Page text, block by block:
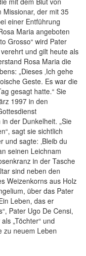
Missionar, der mit 35
einer Entführung
Maria angeboten
Grosso“ wird Pater
und gilt heute als
Rosa Maria die
„Dieses ‚Ich gehe
Geste. Es war die
gesagt hatte.“ Sie
1997 in den
der Dunkelheit. „Sie
sagt sie sichtlich
und sagte: ‚Bleib du
seinen Leichnam
in der Tasche
sind neben den
Weizenkorns aus Holz
über das Pater
Leben, das er
Pater Ugo De Censi,
„Töchter“ und
zu neuem Leben